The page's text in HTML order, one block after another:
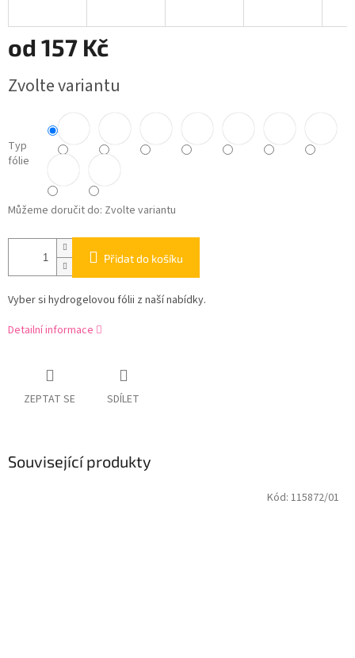
od 157 Kč
cena:
Zvolte variantu
Typ
fólie
Můžeme doručit do: Zvolte variantu
Přidat do košíku
Vyber si hydrogelovou fólii z naší nabídky.
Detailní informace
ZEPTAT SE SDÍLET
Související produkty
Kód: 115872/01